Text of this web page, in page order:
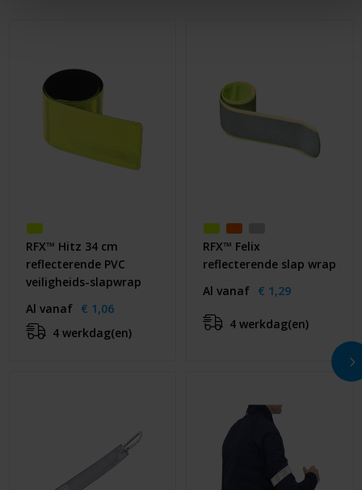
RFX™ Hitz 34 cm
reflecterende PVC
veiligheids-slapwrap
Al vanaf € 1,06
4 werkdag(en)
RFX™ Felix
reflecterende slap wrap
Al vanaf € 1,29
4 werkdag(en)